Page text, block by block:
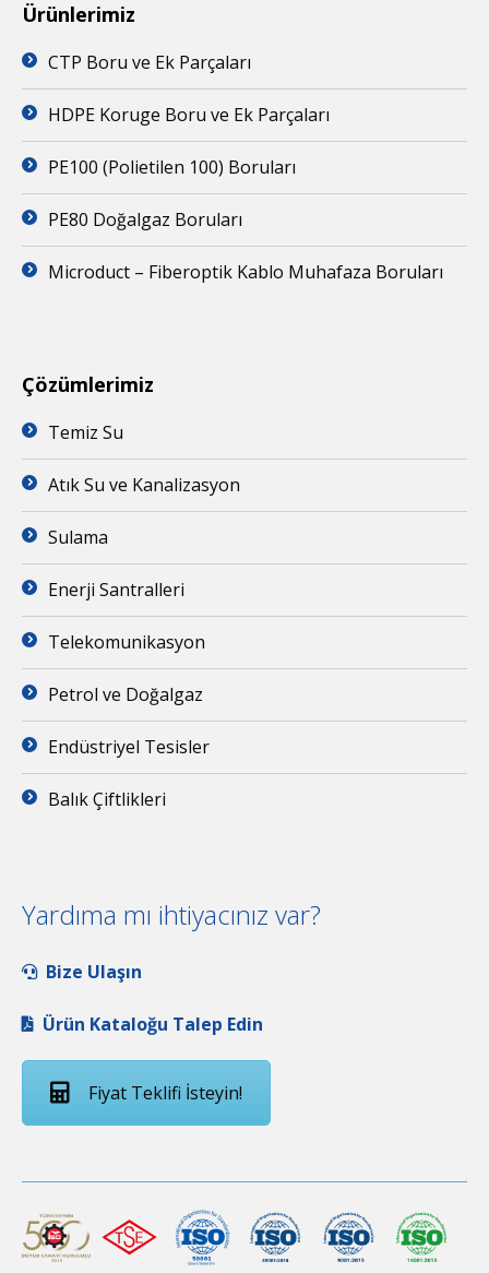
Ürünlerimiz
CTP Boru ve Ek Parçaları
HDPE Koruge Boru ve Ek Parçaları
PE100 (Polietilen 100) Boruları
PE80 Doğalgaz Boruları
Microduct – Fiberoptik Kablo Muhafaza Boruları
Çözümlerimiz
Temiz Su
Atık Su ve Kanalizasyon
Sulama
Enerji Santralleri
Telekomunikasyon
Petrol ve Doğalgaz
Endüstriyel Tesisler
Balık Çiftlikleri
Yardıma mı ihtiyacınız var?
Bize Ulaşın
Ürün Kataloğu Talep Edin
Fiyat Teklifi İsteyin!